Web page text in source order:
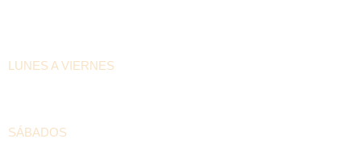
LUNES A VIERNES
SÁBADOS